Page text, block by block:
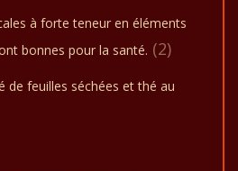
à forte teneur en éléments
bonnes pour la santé. (2)
de feuilles séchées et thé au